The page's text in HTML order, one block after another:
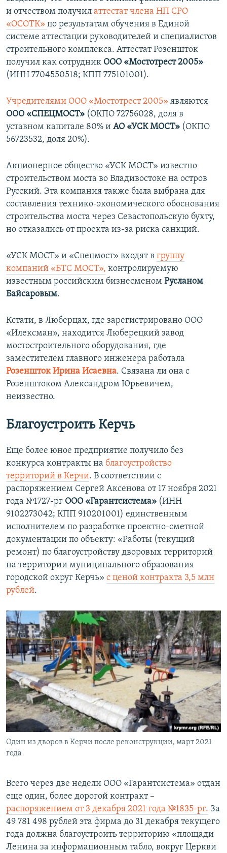
и отчеством получил аттестат члена НП СРО
«ОСОТК» по результатам обучения в Единой
системе аттестации руководителей и специалистов
строительного комплекса. Аттестат Розеншток
получил как сотрудник ООО «Мостотрест 2005»
(ИНН 7704550518; КПП 775101001).
Учредителями ООО «Мостотрест 2005» являются
ООО «СПЕЦМОСТ» (ОКПО 72756028, доля в
уставном капитале 80% и АО «УСК МОСТ» (ОКПО
56723532, доля 20%).
Акционерное общество «УСК МОСТ» известно
строительством моста во Владивостоке на остров
Русский. Эта компания также была выбрана для
составления технико-экономического обоснования
строительства моста через Севастопольскую бухту,
но отказались от проекта из-за риска санкций.
«УСК МОСТ» и «Спецмост» входят в группу
компаний «БТС МОСТ», контролируемую
известным российским бизнесменом Русланом
Байсаровым.
Кстати, в Люберцах, где зарегистрировано ООО
«Илексман», находится Люберецкий завод
мостостроительного оборудования, где
заместителем главного инженера работала
Розеншток Ирина Исаевна. Связана ли она с
Розенштоком Александром Юрьевичем,
неизвестно.
Благоустроить Керчь
Еще более юное предприятие получило без
конкурса контракты на благоустройство
территорий в Керчи. В соответствии с
распоряжением Сергей Аксенова от 17 ноября 2021
года №1727-рг ООО «Гарантсистема» (ИНН
9102273042; КПП 910201001) единственным
исполнителем по разработке проектно-сметной
документации по объекту: «Работы (текущий
ремонт) по благоустройству дворовых территорий
на территории муниципального образования
городской округ Керчь» с ценой контракта 3,5 млн
рублей.
Один из дворов в Керчи после реконструкции, март 2021
года
Всего через две недели ООО «Гарантсистема» отдан
еще один, более дорогой контракт –
распоряжением от 3 декабря 2021 года №1835-рг. За
49 781 498 рублей эта фирма до 31 декабря текущего
года должна благоустроить территорию «площади
Ленина за информационным табло, вокруг Церкви